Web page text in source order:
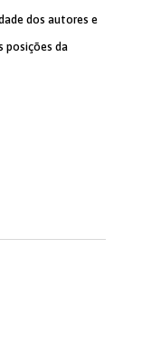
dos autores e
posições da